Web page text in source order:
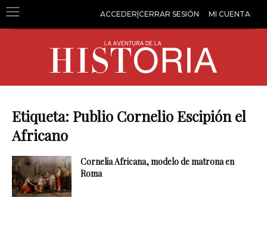
ACCEDER|CERRAR SESIÓN MI CUENTA
Etiqueta: Publio Cornelio Escipión el
Africano
Cornelia Africana, modelo de matrona en
Roma